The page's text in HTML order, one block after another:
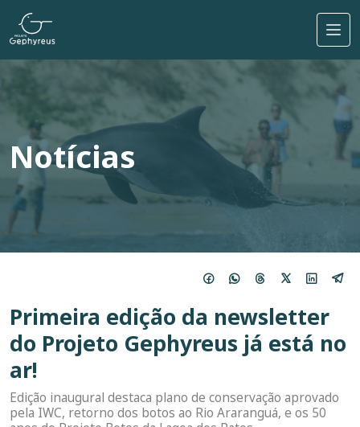
Pular para o conteúdo principal
Notícias
Primeira edição da newsletter
do Projeto Gephyreus já está no
ar!
Edição inaugural destaca plano de conservação aprovado
pela IWC, retorno dos botos ao Rio Araranguá, e os 50